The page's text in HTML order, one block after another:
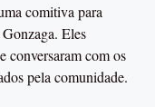
comitiva para
Eles
conversaram com os
pela comunidade.